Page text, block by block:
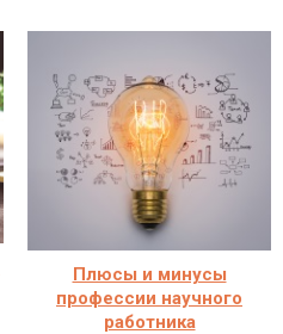
Плюсы и минусы
профессии научного
работника